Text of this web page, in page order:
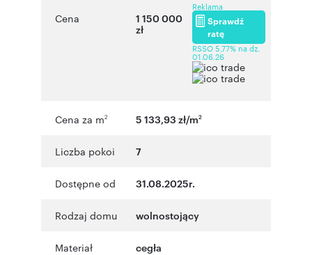
Cena
1 150 000
zł
Reklama
Sprawdź
ratę
RSSO 5,77% na dz.
01.06.26
Cena za m2 5 133,93 zł/m2
Liczba pokoi 7
Dostępne od 31.08.2025r.
Rodzaj domu wolnostojący
Materiał cegła